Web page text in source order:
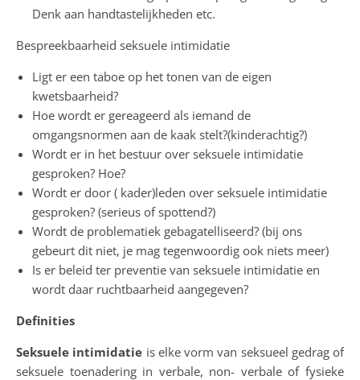
Denk aan handtastelijkheden etc.
Bespreekbaarheid seksuele intimidatie
Ligt er een taboe op het tonen van de eigen
kwetsbaarheid?
Hoe wordt er gereageerd als iemand de
omgangsnormen aan de kaak stelt?(kinderachtig?)
Wordt er in het bestuur over seksuele intimidatie
gesproken? Hoe?
Wordt er door ( kader)leden over seksuele intimidatie
gesproken? (serieus of spottend?)
Wordt de problematiek gebagatelliseerd? (bij ons
gebeurt dit niet, je mag tegenwoordig ook niets meer)
Is er beleid ter preventie van seksuele intimidatie en
wordt daar ruchtbaarheid aangegeven?
Definities
Seksuele intimidatie is elke vorm van seksueel gedrag of
seksuele toenadering in verbale, non- verbale of fysieke